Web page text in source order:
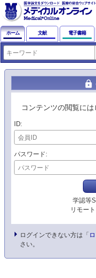
ホーム 文献 電子書籍
lock
コンテンツの閲覧には
ID
パスワード
学認等
リモー
ログインできない方は「
さい。